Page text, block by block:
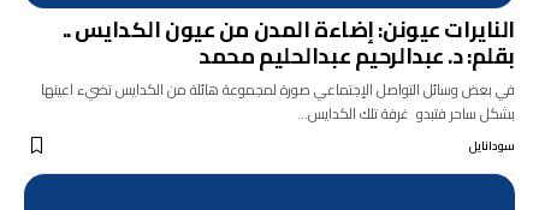
النايرات عيونن: إضاءة المدن من عيون الكدايس ..
بقلم: د. عبدالرحيم عبدالحليم محمد
في بعض وسائل التواصل الإجتماعي صورة لمجموعة هائلة من الكدايس تضيء اعينها
بشكل ساحر فتبدو غرفة تلك الكدايس…
سودانايل